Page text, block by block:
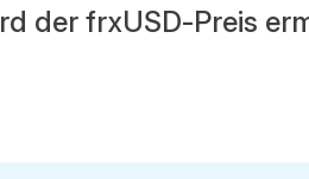
der frxUSD-Preis